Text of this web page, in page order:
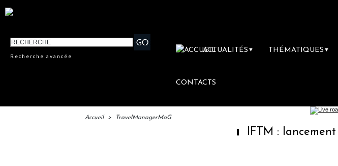
Recherche avancée
ACTUALITÉS ▼ THÉMATIQUES ▼
CONTACTS
Accueil > TravelManagerMaG
IFTM : lancement des